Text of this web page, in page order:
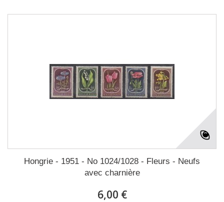
Hongrie - 1951 - No 1024/1028 - Fleurs - Neufs
avec charnière
6,00 €